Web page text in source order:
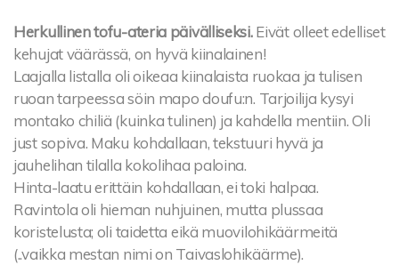
Herkullinen tofu-ateria päivälliseksi. Eivät olleet edelliset
kehujat väärässä, on hyvä kiinalainen!
Laajalla listalla oli oikeaa kiinalaista ruokaa ja tulisen
ruoan tarpeessa söin mapo doufu:n. Tarjoilija kysyi
montako chiliä (kuinka tulinen) ja kahdella mentiin. Oli
just sopiva. Maku kohdallaan, tekstuuri hyvä ja
jauhelihan tilalla kokolihaa paloina.
Hinta-laatu erittäin kohdallaan, ei toki halpaa.
Ravintola oli hieman nuhjuinen, mutta plussaa
koristelusta; oli taidetta eikä muovilohikäärmeitä
(..vaikka mestan nimi on Taivaslohikäärme).